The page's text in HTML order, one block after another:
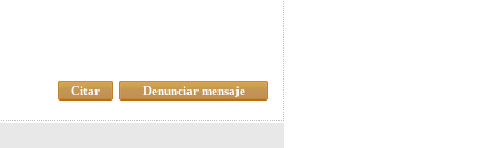
Denunciar mensaje
Citar